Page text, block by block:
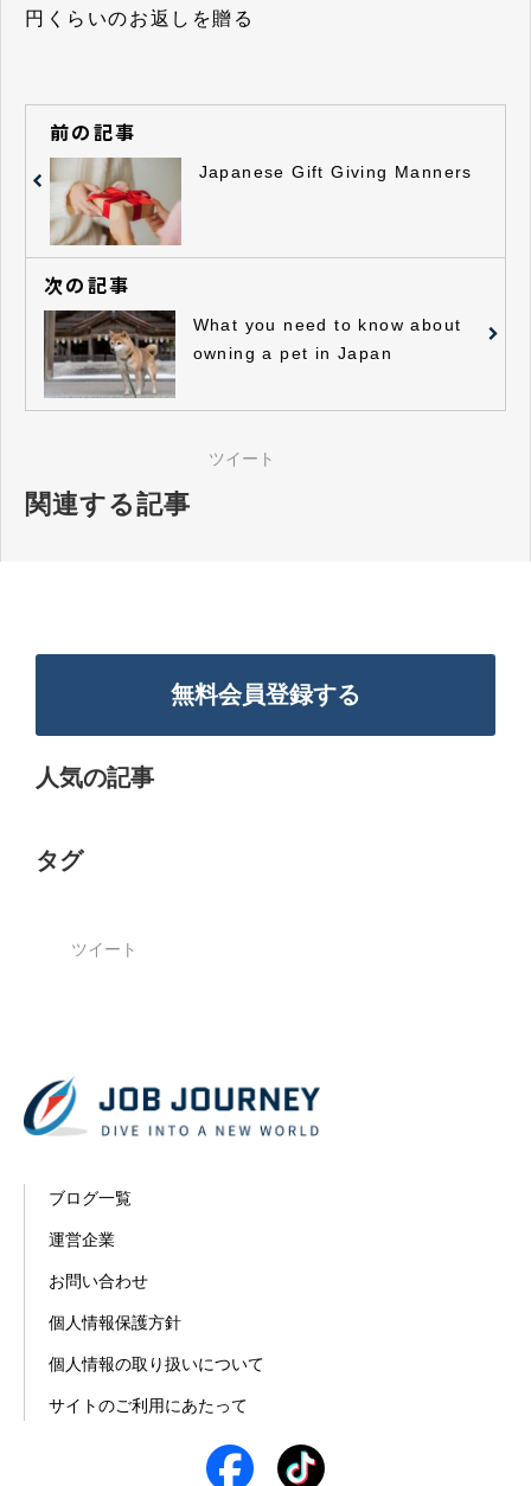
円くらいのお返しを贈る
前の記事
Japanese Gift Giving Manners
次の記事
What you need to know about
owning a pet in Japan
ツイート
関連する記事
無料会員登録する
人気の記事
タグ
ツイート
ブログ一覧
運営企業
お問い合わせ
個人情報保護方針
個人情報の取り扱いについて
サイトのご利用にあたって